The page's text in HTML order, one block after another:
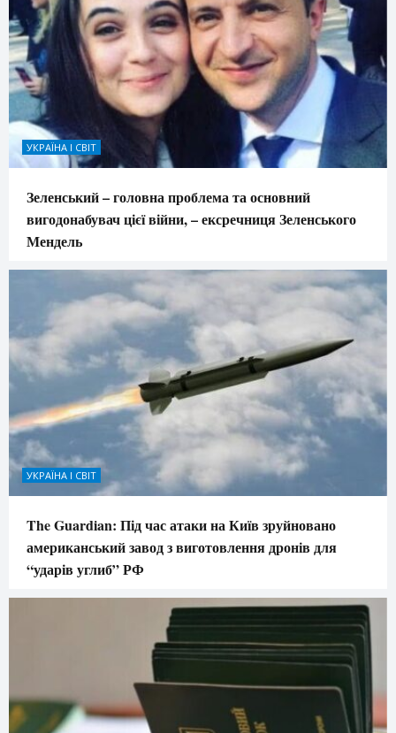
УКРАЇНА І СВІТ
Зеленський – головна проблема та основний
вигодонабувач цієї війни, – ексречниця Зеленського
Мендель
УКРАЇНА І СВІТ
The Guardian: Під час атаки на Київ зруйновано
американський завод з виготовлення дронів для
“ударів углиб” РФ